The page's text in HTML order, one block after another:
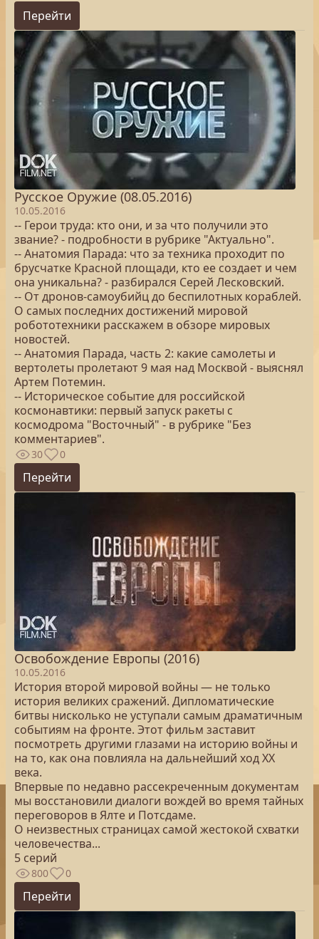
Перейти
Русское Оружие (08.05.2016)
10.05.2016
-- Герои труда: кто они, и за что получили это
звание? - подробности в рубрике "Актуально".
-- Анатомия Парада: что за техника проходит по
брусчатке Красной площади, кто ее создает и чем
она уникальна? - разбирался Серей Лесковский.
-- От дронов-самоубийц до беспилотных кораблей.
О самых последних достижений мировой
робототехники расскажем в обзоре мировых
новостей.
-- Анатомия Парада, часть 2: какие самолеты и
вертолеты пролетают 9 мая над Москвой - выяснял
Артем Потемин.
-- Историческое событие для российской
космонавтики: первый запуск ракеты с
космодрома "Восточный" - в рубрике "Без
комментариев".
30 0
Перейти
Освобождение Европы (2016)
10.05.2016
История второй мировой войны — не только
история великих сражений. Дипломатические
битвы нисколько не уступали самым драматичным
событиям на фронте. Этот фильм заставит
посмотреть другими глазами на историю войны и
на то, как она повлияла на дальнейший ход XX
века.
Впервые по недавно рассекреченным документам
мы восстановили диалоги вождей во время тайных
переговоров в Ялте и Потсдаме.
О неизвестных страницах самой жестокой схватки
человечества...
5 серий
800 0
Перейти